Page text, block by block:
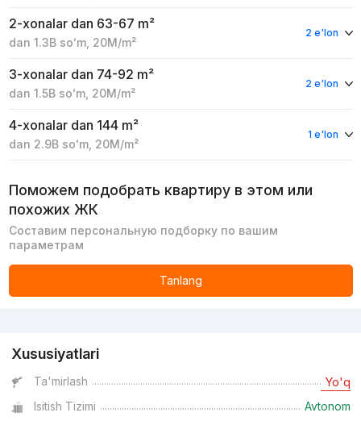
2-xonalar dan 63-67 m²
dan 1.3B soʻm, 20M/m²
2 e'lon
3-xonalar dan 74-92 m²
dan 1.5B soʻm, 20M/m²
2 e'lon
4-xonalar dan 144 m²
dan 2.9B soʻm, 20M/m²
1 e'lon
Поможем подобрать квартиру в этом или
похожих ЖК
Составим персональную подборку по вашим
параметрам
Tanlang
Xususiyatlari
Ta'mirlash Yo'q
Isitish Tizimi
Avtonom